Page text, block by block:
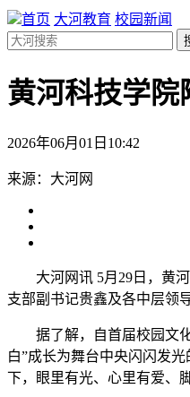
首页 大河教育 校园新闻
黄河科技学院
2026年06月01日10:42
来源：大河网
大河网讯 5月29日，黄
支部副书记贵鑫及各中层领
据了解，自首届校园文
白”成长为舞台中央闪闪发
下，眼里有光、心里有爱、